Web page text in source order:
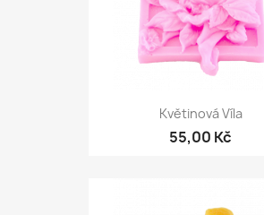
Květinová Víla
55,00 Kč